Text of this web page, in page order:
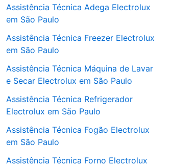
Assistência Técnica Adega Electrolux
em São Paulo
Assistência Técnica Freezer Electrolux
em São Paulo
Assistência Técnica Máquina de Lavar
e Secar Electrolux em São Paulo
Assistência Técnica Refrigerador
Electrolux em São Paulo
Assistência Técnica Fogão Electrolux
em São Paulo
Assistência Técnica Forno Electrolux